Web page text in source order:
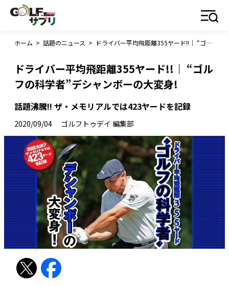
ホーム > 話題のニュース > ドライバー平均飛距離355ヤード!!｜ “ゴルフの科学者”デシャンボーの大変身!
ドライバー平均飛距離355ヤード!!｜ “ゴル
フの科学者”デシャンボーの大変身!
話題沸騰!! ザ・メモリアルでは423ヤードを記録
2020/09/04 ゴルフトゥデイ 編集部